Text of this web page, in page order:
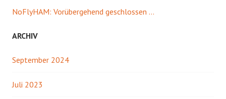
NoFlyHAM: Vorübergehend geschlossen …
ARCHIV
September 2024
Juli 2023